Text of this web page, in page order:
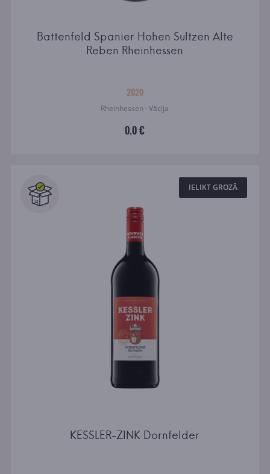
Battenfeld Spanier Hohen Sultzen Alte
Reben Rheinhessen
2020
Rheinhessen · Vācija
0.0 €
IELIKT GROZĀ
KESSLER-ZINK Dornfelder